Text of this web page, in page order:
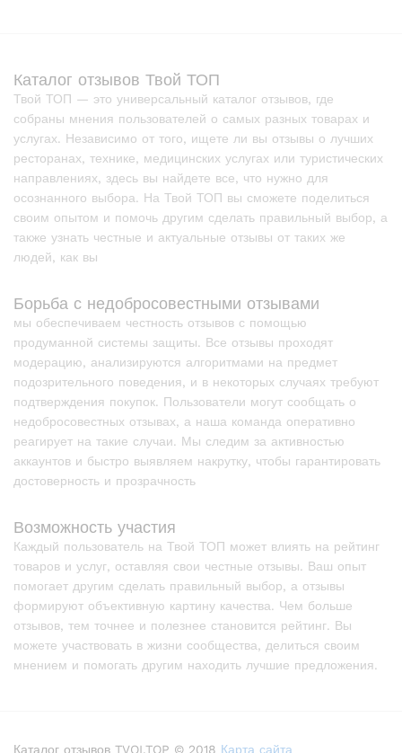
Каталог отзывов Твой ТОП
Твой ТОП — это универсальный каталог отзывов, где
собраны мнения пользователей о самых разных товарах и
услугах. Независимо от того, ищете ли вы отзывы о лучших
ресторанах, технике, медицинских услугах или туристических
направлениях, здесь вы найдете все, что нужно для
осознанного выбора. На Твой ТОП вы сможете поделиться
своим опытом и помочь другим сделать правильный выбор, а
также узнать честные и актуальные отзывы от таких же
людей, как вы
Борьба с недобросовестными отзывами
мы обеспечиваем честность отзывов с помощью
продуманной системы защиты. Все отзывы проходят
модерацию, анализируются алгоритмами на предмет
подозрительного поведения, и в некоторых случаях требуют
подтверждения покупок. Пользователи могут сообщать о
недобросовестных отзывах, а наша команда оперативно
реагирует на такие случаи. Мы следим за активностью
аккаунтов и быстро выявляем накрутку, чтобы гарантировать
достоверность и прозрачность
Возможность участия
Каждый пользователь на Твой ТОП может влиять на рейтинг
товаров и услуг, оставляя свои честные отзывы. Ваш опыт
помогает другим сделать правильный выбор, а отзывы
формируют объективную картину качества. Чем больше
отзывов, тем точнее и полезнее становится рейтинг. Вы
можете участвовать в жизни сообщества, делиться своим
мнением и помогать другим находить лучшие предложения.
Каталог отзывов TVOI.TOP © 2018 Карта сайта